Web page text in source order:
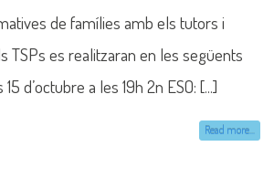
de famílies amb els tutors i
TSPs es realitzaran en les següents
d’octubre a les 19h 2n ESO: [...]
Read more...